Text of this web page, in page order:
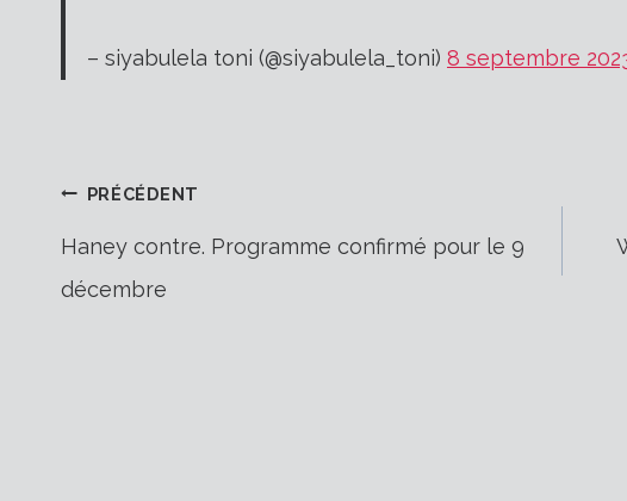
– siyabulela toni (@siyabulela_toni) 8 septembre
Navigation
PRÉCÉDENT
Haney contre. Programme confirmé pour le 9
décembre